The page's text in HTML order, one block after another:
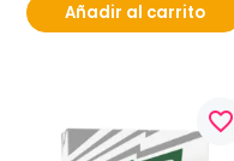
Añadir al carrito
favorite_border